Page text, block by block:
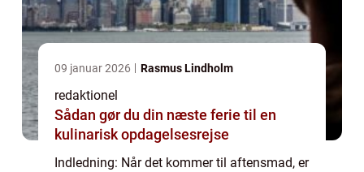
09 januar 2026 Rasmus Lindholm
redaktionel
Sådan gør du din næste ferie til en
kulinarisk opdagelsesrejse
Indledning: Når det kommer til aftensmad, er